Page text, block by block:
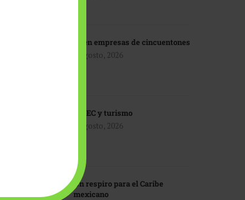
IA en empresas de cincuentones
3 agosto, 2026
TMEC y turismo
3 agosto, 2026
Un respiro para el Caribe
mexicano